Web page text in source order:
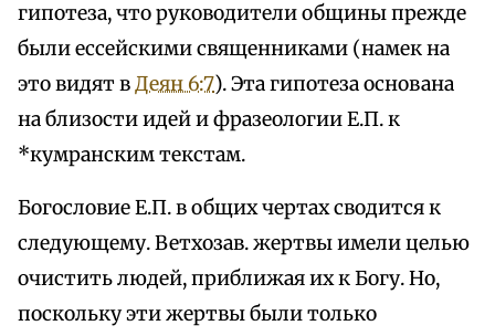
гипотеза, что руководители общины прежде
были ессейскими священниками (намек на
это видят вДеян 6:7). Эта гипотеза основана
на близости идей и фразеологии Е.П. к
*кумранским текстам.
Богословие Е.П. в общих чертах сводится к
следующему. Ветхозав. жертвы имели целью
очистить людей, приближая их к Богу. Но,
поскольку эти жертвы были только